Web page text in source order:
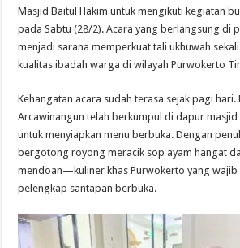
Masjid Baitul Hakim untuk mengikuti kegiatan
pada Sabtu (28/2). Acara yang berlangsung di
menjadi sarana memperkuat tali ukhuwah
kualitas ibadah warga di wilayah Purwokerto
Kehangatan acara sudah terasa sejak pagi hari.
Arcawinangun telah berkumpul di dapur masjid
untuk menyiapkan menu berbuka. Dengan
bergotong royong meracik sop ayam hangat
mendoan—kuliner khas Purwokerto yang wajib
pelengkap santapan berbuka.